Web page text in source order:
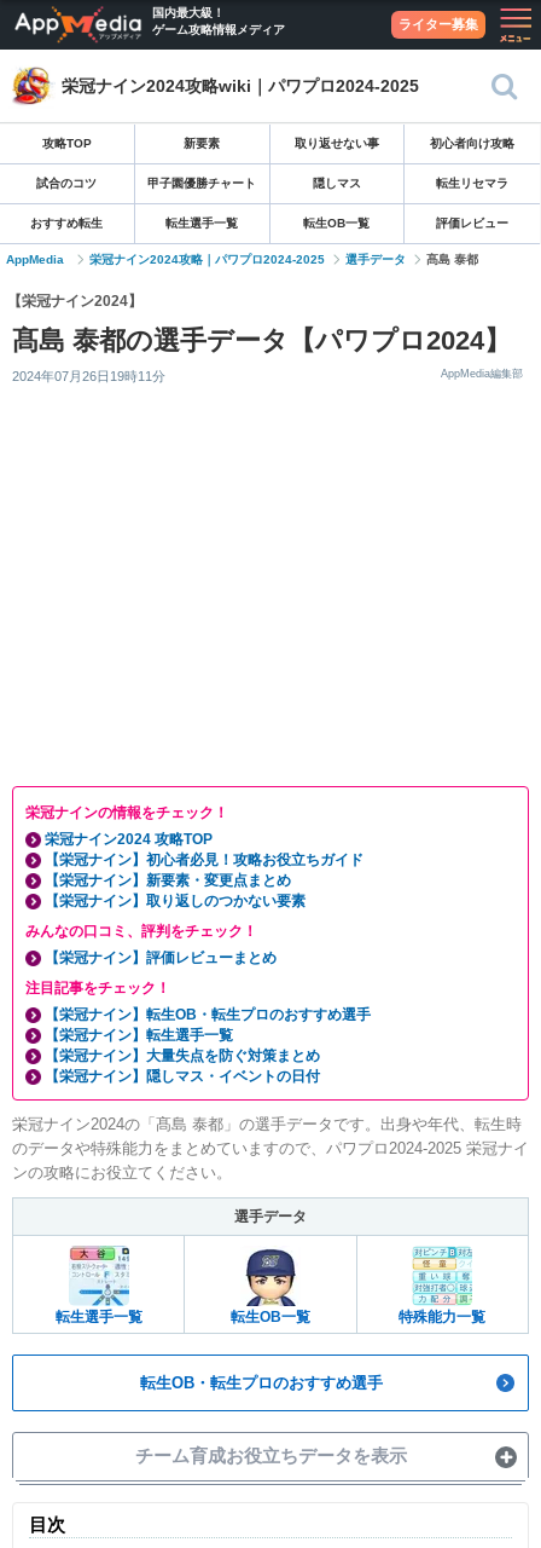
国内最大級！
ゲーム攻略情報メディア
ライター募集
栄冠ナイン2024攻略wiki｜パワプロ2024-2025
攻略TOP 新要素 取り返せない事 初心者向け攻略
試合のコツ 甲子園優勝チャート 隠しマス 転生リセマラ
おすすめ転生 転生選手一覧 転生OB一覧 評価レビュー
AppMedia 栄冠ナイン2024攻略｜パワプロ2024-2025 選手データ 髙島 泰都
【栄冠ナイン2024】
髙島 泰都の選手データ【パワプロ2024】
2024年07月26日19時11分 AppMedia編集部
栄冠ナインの情報をチェック！
栄冠ナイン2024 攻略TOP
【栄冠ナイン】初心者必見！攻略お役立ちガイド
【栄冠ナイン】新要素・変更点まとめ
【栄冠ナイン】取り返しのつかない要素
みんなの口コミ、評判をチェック！
【栄冠ナイン】評価レビューまとめ
注目記事をチェック！
【栄冠ナイン】転生OB・転生プロのおすすめ選手
【栄冠ナイン】転生選手一覧
【栄冠ナイン】大量失点を防ぐ対策まとめ
【栄冠ナイン】隠しマス・イベントの日付
栄冠ナイン2024の「髙島 泰都」の選手データです。出身や年代、転生時
のデータや特殊能力をまとめていますので、パワプロ2024-2025 栄冠ナイ
ンの攻略にお役立てください。
選手データ
転生選手一覧 転生OB一覧 特殊能力一覧
転生OB・転生プロのおすすめ選手
チーム育成お役立ちデータを表示
目次